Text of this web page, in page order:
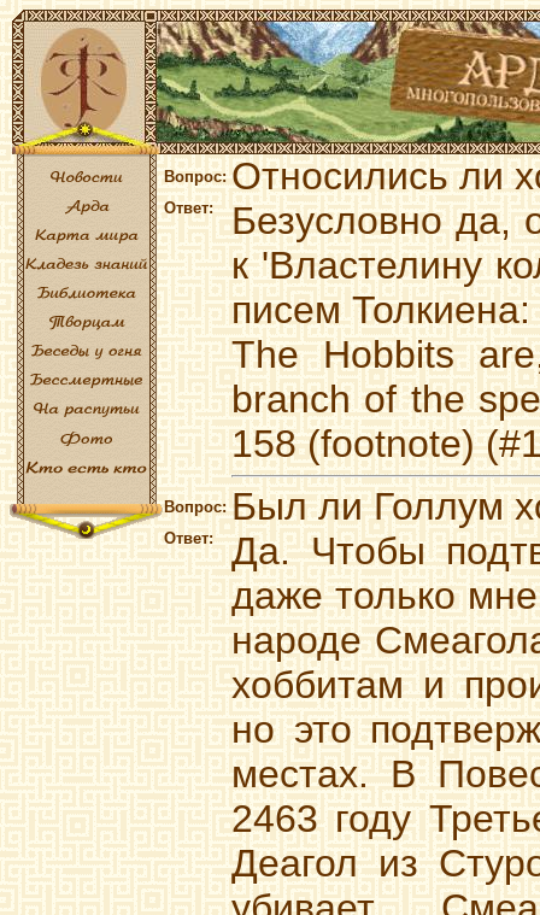
Вопрос:Относились ли
Ответ:
Безусловно да,
к 'Властелину
писем Толкиена:
The Hobbits
branch of the
158 (footnote)
Вопрос: Был ли Голлум
Ответ:
Да. Чтобы
даже только
народе
хоббитам и
но это
местах. В
2463 году
Деагол из